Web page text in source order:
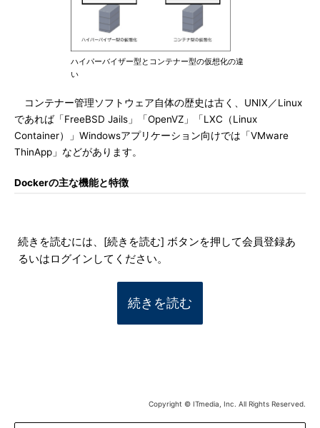
ハイパーバイザー型とコンテナー型の仮想化の違
い
コンテナー管理ソフトウェア自体の歴史は古く、UNIX／Linux
であれば「FreeBSD Jails」「OpenVZ」「LXC（Linux
Container）」Windowsアプリケーション向けでは「VMware
ThinApp」などがあります。
Dockerの主な機能と特徴
続きを読むには、[続きを読む] ボタンを押して会員登録あ
るいはログインしてください。
続きを読む
Copyright © ITmedia, Inc. All Rights Reserved.